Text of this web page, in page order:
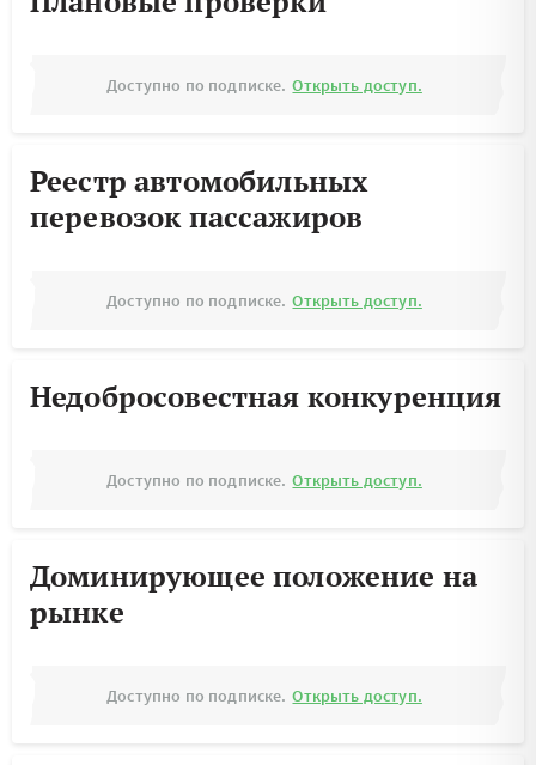
Доступно по подписке. Открыть доступ.
Реестр автомобильных
перевозок пассажиров
Доступно по подписке. Открыть доступ.
Недобросовестная конкуренция
Доступно по подписке. Открыть доступ.
Доминирующее положение на
рынке
Доступно по подписке. Открыть доступ.